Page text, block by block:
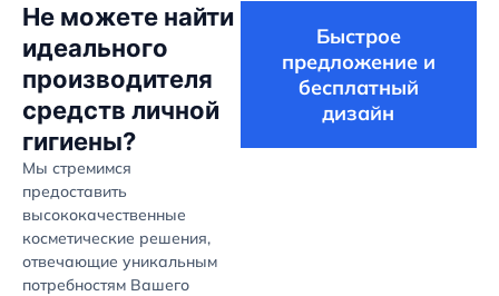
Не можете найти
идеального
производителя
средств личной
гигиены?
Мы стремимся
предоставить
высококачественные
косметические решения,
отвечающие уникальным
потребностям Вашего
Быстрое
предложение и
бесплатный
дизайн